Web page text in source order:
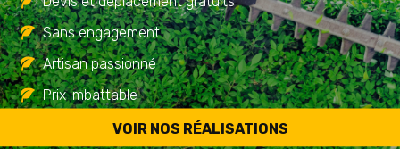
VOIR NOS RÉALISATIONS
Sans engagement
Artisan passionné
Prix imbattable
Travail de qualité